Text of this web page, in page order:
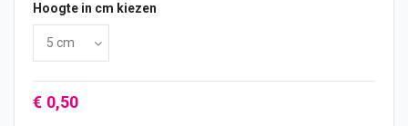
Hoogte in cm kiezen
€ 0,50